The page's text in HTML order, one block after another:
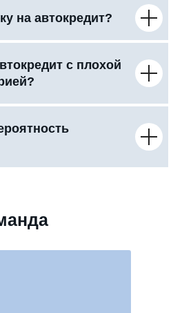
на автокредит?
с плохой